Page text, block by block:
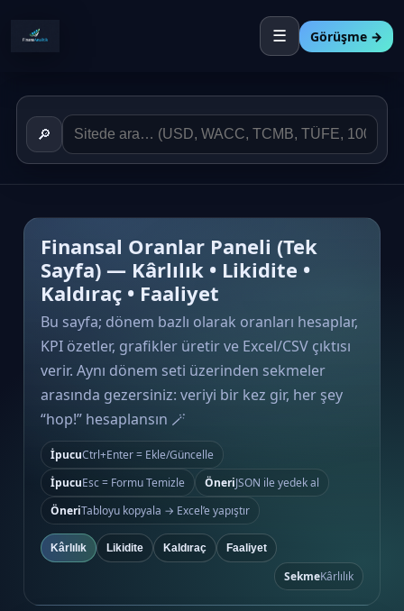
☰ Görüşme →
🔎
Finansal Oranlar Paneli (Tek
Sayfa) — Kârlılık • Likidite •
Kaldıraç • Faaliyet
Bu sayfa; dönem bazlı olarak oranları hesaplar,
KPI özetler, grafikler üretir ve Excel/CSV çıktısı
verir. Aynı dönem seti üzerinden sekmeler
arasında gezersiniz: veriyi bir kez gir, her şey
“hop!” hesaplansın 🪄
İpucuCtrl+Enter = Ekle/Güncelle
İpucuEsc = Formu Temizle ÖneriJSON ile yedek al
ÖneriTabloyu kopyala → Excel’e yapıştır
Kârlılık Likidite Kaldıraç Faaliyet
SekmeKârlılık